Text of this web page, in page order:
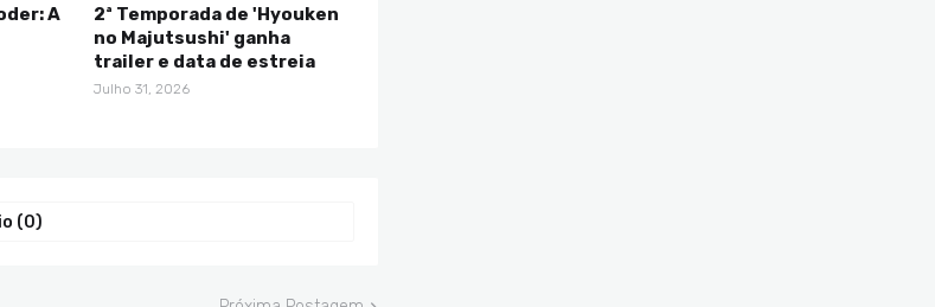
A
2ª Temporada de 'Hyouken
no Majutsushi' ganha
trailer e data de estreia
Julho 31, 2026
(0)